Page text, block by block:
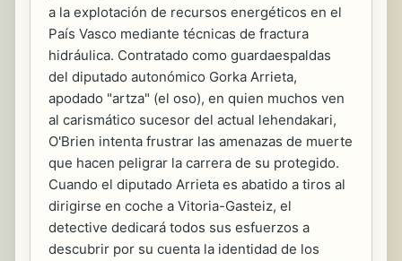
a la explotación de recursos energéticos en el
País Vasco mediante técnicas de fractura
hidráulica. Contratado como guardaespaldas
del diputado autonómico Gorka Arrieta,
apodado "artza" (el oso), en quien muchos ven
al carismático sucesor del actual lehendakari,
O'Brien intenta frustrar las amenazas de muerte
que hacen peligrar la carrera de su protegido.
Cuando el diputado Arrieta es abatido a tiros al
dirigirse en coche a Vitoria-Gasteiz, el
detective dedicará todos sus esfuerzos a
descubrir por su cuenta la identidad de los